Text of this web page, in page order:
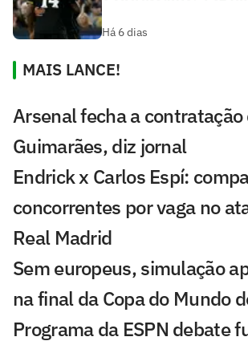
Há 6 dias
MAIS LANCE!
Arsenal fecha a
Guimarães, diz jornal
Endrick x Carlos Espí:
concorrentes por vaga no
Real Madrid
Sem europeus, simulação
na final da Copa do Mundo
Programa da ESPN debate